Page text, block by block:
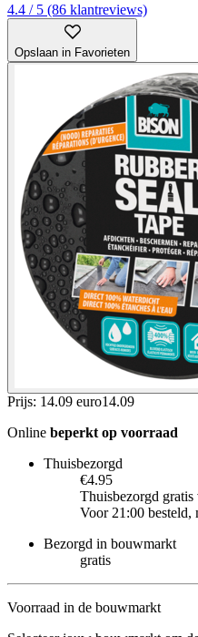
4.4 / 5 (86 klantreviews)
Opslaan in Favorieten
Prijs: 14.09 euro14.09
Online beperkt op voorraad
Thuisbezorgd
€4.95
Thuisbezorgd gratis
Voor 21:00 besteld,
Bezorgd in bouwmarkt
gratis
Voorraad in de bouwmarkt